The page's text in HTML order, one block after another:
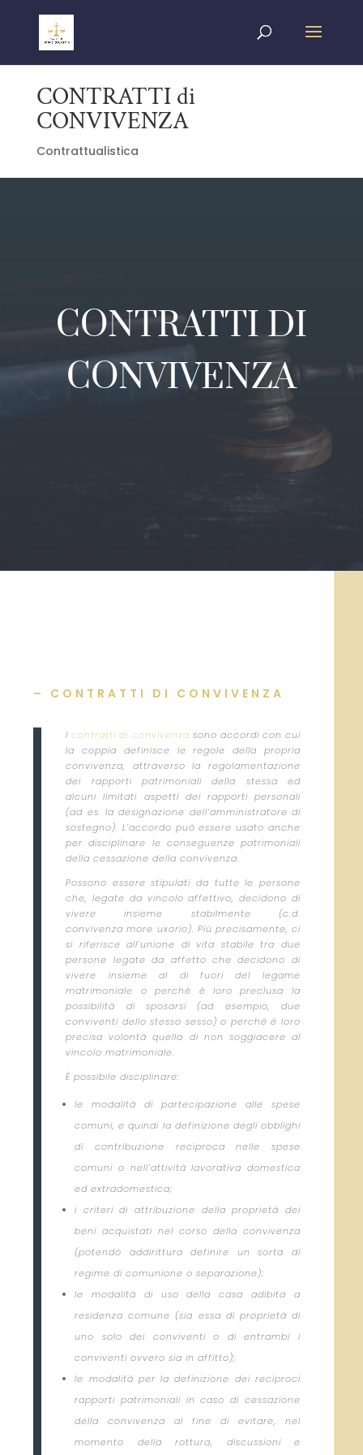
CONTRATTI di
CONVIVENZA
Contrattualistica
CONTRATTI DI
CONVIVENZA
– CONTRATTI DI CONVIVENZA
Icontratti di convivenza sono accordi con cui
la coppia definisce le regole della propria
convivenza, attraverso la regolamentazione
dei rapporti patrimoniali della stessa ed
alcuni limitati aspetti dei rapporti personali
(ad es. la designazione dell’amministratore di
sostegno). L’accordo può essere usato anche
per disciplinare le conseguenze patrimoniali
della cessazione della convivenza.
Possono essere stipulati da tutte le persone
che, legate da vincolo affettivo, decidono di
vivere insieme stabilmente (c.d.
convivenza more uxorio). Più precisamente, ci
si riferisce all’unione di vita stabile tra due
persone legate da affetto che decidono di
vivere insieme al di fuori del legame
matrimoniale o perché è loro preclusa la
possibilità di sposarsi (ad esempio, due
conviventi dello stesso sesso) o perché è loro
precisa volontà quella di non soggiacere al
vincolo matrimoniale.
È possibile disciplinare:
le modalità di partecipazione alle spese
comuni, e quindi la definizione degli obblighi
di contribuzione reciproca nelle spese
comuni o nell’attività lavorativa domestica
ed extradomestica;
i criteri di attribuzione della proprietà dei
beni acquistati nel corso della convivenza
(potendo addirittura definire un sorta di
regime di comunione o separazione);
le modalità di uso della casa adibita a
residenza comune (sia essa di proprietà di
uno solo dei conviventi o di entrambi i
conviventi ovvero sia in affitto);
le modalità per la definizione dei reciproci
rapporti patrimoniali in caso di cessazione
della convivenza al fine di evitare, nel
momento della rottura, discussioni e